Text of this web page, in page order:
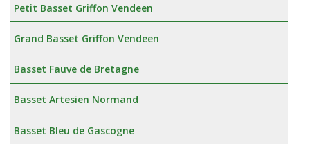
Petit Basset Griffon Vendeen
Grand Basset Griffon Vendeen
Basset Fauve de Bretagne
Basset Artesien Normand
Basset Bleu de Gascogne